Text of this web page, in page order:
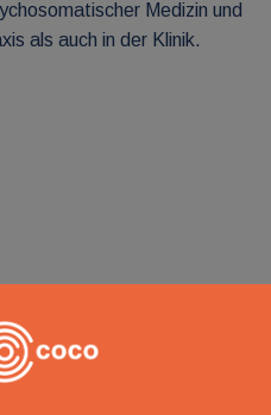
Medizin und
als auch in der Klinik.